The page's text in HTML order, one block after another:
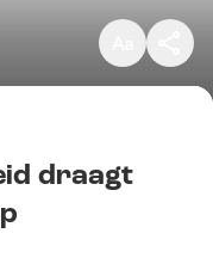
draagt